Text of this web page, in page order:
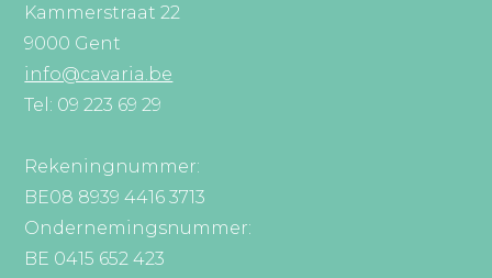
Kammerstraat 22
9000 Gent
info@cavaria.be
Tel: 09 223 69 29
Rekeningnummer:
BE08 8939 4416 3713
Ondernemingsnummer:
BE 0415 652 423